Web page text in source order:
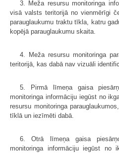
3. Meža resursu monitoringa
visā valsts teritorijā no vienmērīgi
parauglaukumu traktu tīkla, katru
kopējā parauglaukumu skaita.
4. Meža resursu monitoringa
teritorijā, kas dabā nav vizuāli
5. Pirmā līmeņa gaisa
monitoringa informāciju iegūst no
resursu monitoringa
tīklā un iezīmēti dabā.
6. Otrā līmeņa gaisa
monitoringa informāciju iegūst no